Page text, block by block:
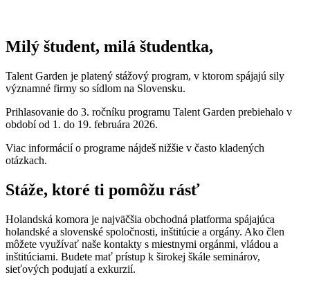
Milý študent, milá študentka,
Talent Garden je platený stážový program, v ktorom spájajú sily
významné firmy so sídlom na Slovensku.
Prihlasovanie do 3. ročníku programu Talent Garden prebiehalo v
období od 1. do 19. februára 2026.
Viac informácií o programe nájdeš nižšie v často kladených
otázkach.
Stáže, ktoré ti pomôžu rásť
Holandská komora je najväčšia obchodná platforma spájajúca
holandské a slovenské spoločnosti, inštitúcie a orgány. Ako člen
môžete využívať naše kontakty s miestnymi orgánmi, vládou a
inštitúciami. Budete mať prístup k širokej škále seminárov,
sieťových podujatí a exkurzií.